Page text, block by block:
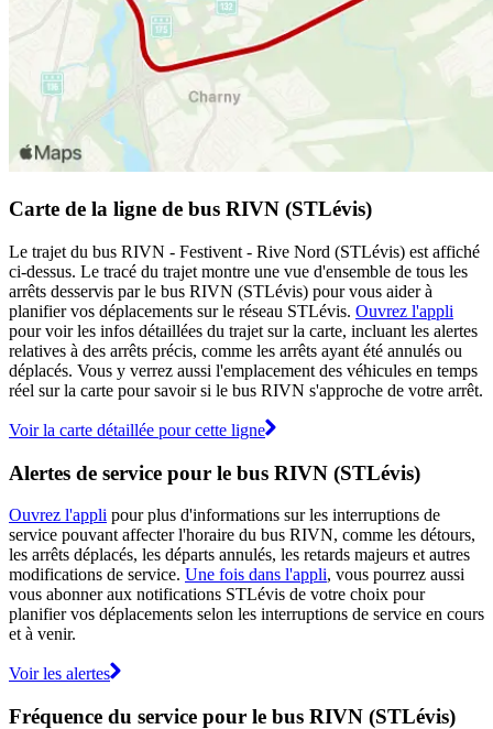
Carte de la ligne de bus RIVN (STLévis)
Le trajet du bus RIVN - Festivent - Rive Nord (STLévis) est affiché
ci-dessus. Le tracé du trajet montre une vue d'ensemble de tous les
arrêts desservis par le bus RIVN (STLévis) pour vous aider à
planifier vos déplacements sur le réseau STLévis. Ouvrez l'appli
pour voir les infos détaillées du trajet sur la carte, incluant les alertes
relatives à des arrêts précis, comme les arrêts ayant été annulés ou
déplacés. Vous y verrez aussi l'emplacement des véhicules en temps
réel sur la carte pour savoir si le bus RIVN s'approche de votre arrêt.
Voir la carte détaillée pour cette ligne
Alertes de service pour le bus RIVN (STLévis)
Ouvrez l'appli pour plus d'informations sur les interruptions de
service pouvant affecter l'horaire du bus RIVN, comme les détours,
les arrêts déplacés, les départs annulés, les retards majeurs et autres
modifications de service. Une fois dans l'appli, vous pourrez aussi
vous abonner aux notifications STLévis de votre choix pour
planifier vos déplacements selon les interruptions de service en cours
et à venir.
Voir les alertes
Fréquence du service pour le bus RIVN (STLévis)